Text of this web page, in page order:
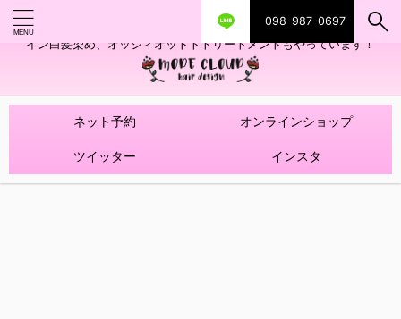
098-987-0697
艶ツヤヘアカラー！髪質改善トリートメントやハイライトを使ったデザ
イン白髪染め、オッジィオットトトリートメントもやっています！
ネット予約 オンラインショップ
ツイッター インスタ